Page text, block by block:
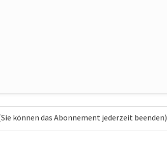
können das Abonnement jederzeit beenden)